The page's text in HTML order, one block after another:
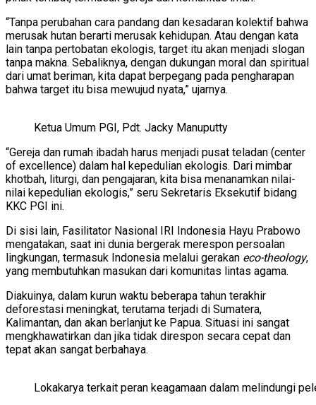
“Tanpa perubahan cara pandang dan kesadaran kolektif bahwa
merusak hutan berarti merusak kehidupan. Atau dengan kata
lain tanpa pertobatan ekologis, target itu akan menjadi slogan
tanpa makna. Sebaliknya, dengan dukungan moral dan spiritual
dari umat beriman, kita dapat berpegang pada pengharapan
bahwa target itu bisa mewujud nyata,” ujarnya.
Ketua Umum PGI, Pdt. Jacky Manuputty
“Gereja dan rumah ibadah harus menjadi pusat teladan (center
of excellence) dalam hal kepedulian ekologis. Dari mimbar
khotbah, liturgi, dan pengajaran, kita bisa menanamkan nilai-
nilai kepedulian ekologis,” seru Sekretaris Eksekutif bidang
KKC PGI ini.
Di sisi lain, Fasilitator Nasional IRI Indonesia Hayu Prabowo
mengatakan, saat ini dunia bergerak merespon persoalan
lingkungan, termasuk Indonesia melalui gerakan eco-theology,
yang membutuhkan masukan dari komunitas lintas agama.
Diakuinya, dalam kurun waktu beberapa tahun terakhir
deforestasi meningkat, terutama terjadi di Sumatera,
Kalimantan, dan akan berlanjut ke Papua. Situasi ini sangat
mengkhawatirkan dan jika tidak direspon secara cepat dan
tepat akan sangat berbahaya.
Lokakarya terkait peran keagamaan dalam melindungi